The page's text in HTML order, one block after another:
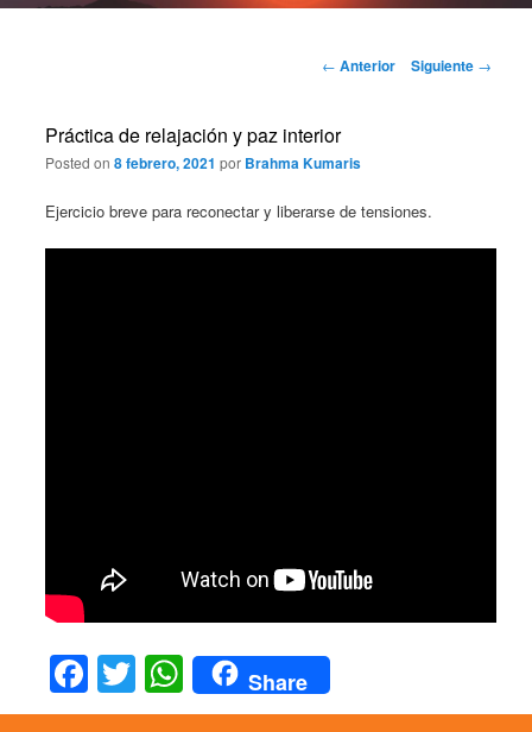
Navegación
← Anterior Siguiente →
Práctica de relajación y paz interior
Posted on 8 febrero, 2021 por Brahma Kumaris
Ejercicio breve para reconectar y liberarse de tensiones.
Facebook
Twitter
WhatsApp
Share